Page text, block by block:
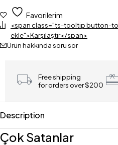
Favorilerim
<span class="ts-tooltip button-
ekle">Karşılaştır</span>
Ürün hakkında soru sor
Free shipping
for orders over $200
Description
Çok Satanlar